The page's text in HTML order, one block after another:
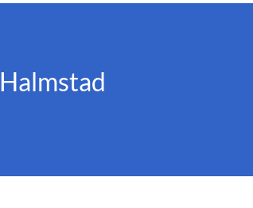
Halmstad